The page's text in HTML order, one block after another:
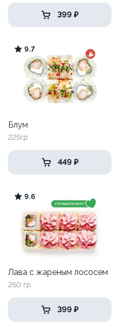
399 ₽
9.7
Блум
225гр
449 ₽
9.6
Лава с жареным лососем
260 гр
399 ₽